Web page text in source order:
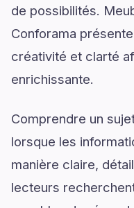
de possibilités.
Conforama
créativité et clarté
enrichissante.
Comprendre un
lorsque les
manière claire,
lecteurs